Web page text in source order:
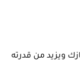
ويزيد من قدرته